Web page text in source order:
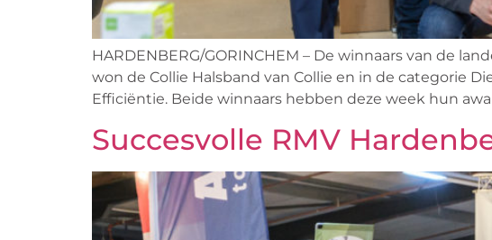
HARDENBERG/GORINCHEM – De winnaars van de
won de Collie Halsband van Collie en in de categorie
Efficiëntie. Beide winnaars hebben deze week hun
Succesvolle RMV